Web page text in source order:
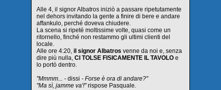
Alle 4, il signor Albatros iniziò a passare ripetutamente
nel dehors invitando la gente a finire di bere e andare
affankulo, perché doveva chiudere.
La scena si ripeté moltissime volte, quasi come un
ritornello, finché non restammo gli ultimi clienti del
locale.
Alle ore 4:20, il signor Albatros venne da noi e, senza
dire più nulla, CI TOLSE FISICAMENTE IL TAVOLO e
lo portò dentro.
"Mmmm... - dissi - Forse è ora di andare?"
"Ma sì, jamme va'!"rispose Pasquale.